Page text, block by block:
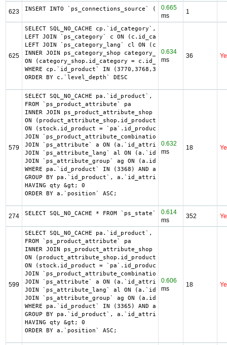
623 INSERT INTO `ps_connections_source`0.665
ms
1
625
SELECT SQL_NO_CACHE cp.`id_category`, cp.`id_product`,
LEFT JOIN `ps_category` c ON (c.id_category =
LEFT JOIN `ps_category_lang` cl ON (cp.`id_category` =
INNER JOIN ps_category_shop category_shop
ON (category_shop.id_category = c.id_category AND
WHERE cp.`id_product` IN
ORDER BY c.`level_depth` DESC
0.634
ms
36
579
SELECT SQL_NO_CACHE pa.`id_product`, a.`color`,
FROM `ps_product_attribute` pa
INNER JOIN ps_product_attribute_shop
ON (product_attribute_shop.id_product_attribute =
ON (stock.id_product = `pa`.id_product AND
JOIN `ps_product_attribute_combination` pac ON
JOIN `ps_attribute` a ON (a.`id_attribute` =
JOIN `ps_attribute_lang` al ON (a.`id_attribute` =
JOIN `ps_attribute_group` ag ON (a.id_attribute_group =
WHERE pa.`id_product` IN (3368) AND ag.`is_color_group`
GROUP BY pa.`id_product`, a.`id_attribute`, `group_by`
HAVING qty &gt; 0
ORDER BY a.`position` ASC;
0.632
ms
18
274 SELECT SQL_NO_CACHE * FROM `ps_state` ORDER BY `name` ASC
0.614
ms
352
599
SELECT SQL_NO_CACHE pa.`id_product`, a.`color`,
FROM `ps_product_attribute` pa
INNER JOIN ps_product_attribute_shop
ON (product_attribute_shop.id_product_attribute =
ON (stock.id_product = `pa`.id_product AND
JOIN `ps_product_attribute_combination` pac ON
JOIN `ps_attribute` a ON (a.`id_attribute` =
JOIN `ps_attribute_lang` al ON (a.`id_attribute` =
JOIN `ps_attribute_group` ag ON (a.id_attribute_group =
WHERE pa.`id_product` IN (3365) AND ag.`is_color_group`
GROUP BY pa.`id_product`, a.`id_attribute`, `group_by`
HAVING qty &gt; 0
ORDER BY a.`position` ASC;
0.606
ms
18